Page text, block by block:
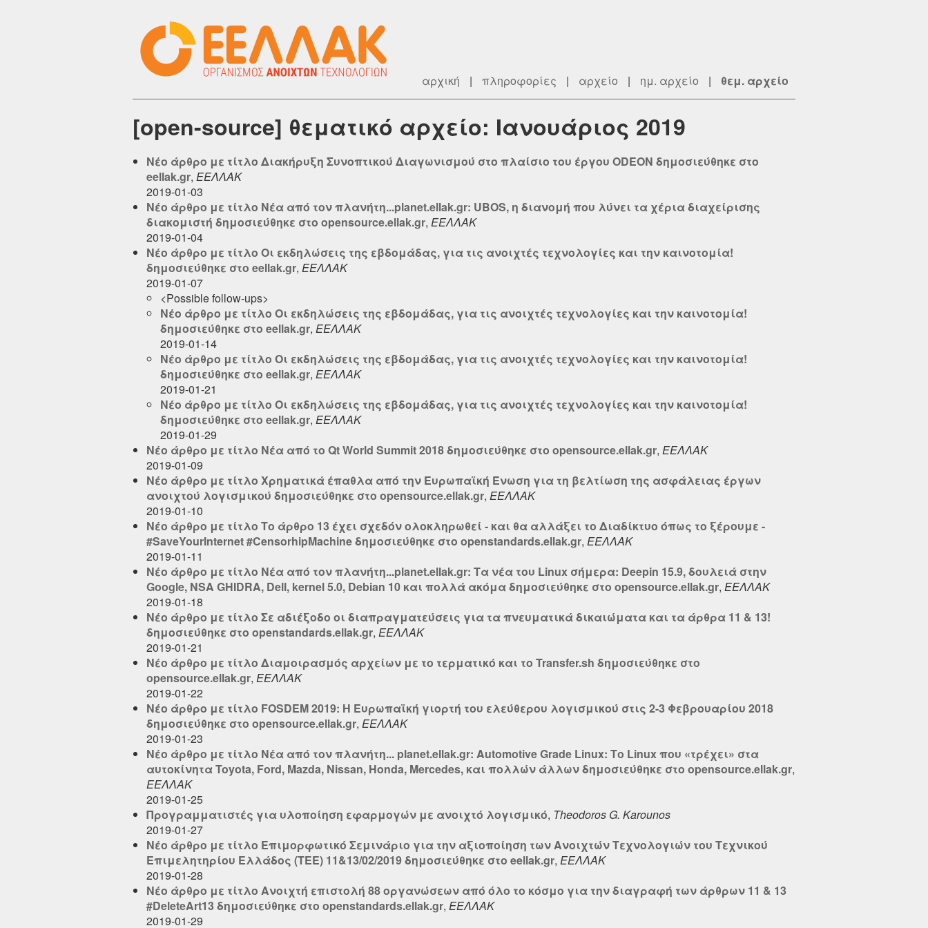
αρχική | πληροφορίες | αρχείο | ημ. αρχείο | θεμ. αρχείο
[open-source] θεματικό αρχείο: Ιανουάριος 2019
Νέο άρθρο με τίτλο Διακήρυξη Συνοπτικού Διαγωνισμού στο πλαίσιο του έργου ODEON δημοσιεύθηκε στο
eellak.gr, ΕΕΛΛΑΚ
2019-01-03
Νέο άρθρο με τίτλο Νέα από τον πλανήτη...planet.ellak.gr: UBOS, η διανομή που λύνει τα χέρια διαχείρισης
διακομιστή δημοσιεύθηκε στο opensource.ellak.gr, ΕΕΛΛΑΚ
2019-01-04
Νέο άρθρο με τίτλο Οι εκδηλώσεις της εβδομάδας, για τις ανοιχτές τεχνολογίες και την καινοτομία!
δημοσιεύθηκε στο eellak.gr, ΕΕΛΛΑΚ
2019-01-07
<Possible follow-ups>
Νέο άρθρο με τίτλο Οι εκδηλώσεις της εβδομάδας, για τις ανοιχτές τεχνολογίες και την καινοτομία!
δημοσιεύθηκε στο eellak.gr, ΕΕΛΛΑΚ
2019-01-14
Νέο άρθρο με τίτλο Οι εκδηλώσεις της εβδομάδας, για τις ανοιχτές τεχνολογίες και την καινοτομία!
δημοσιεύθηκε στο eellak.gr, ΕΕΛΛΑΚ
2019-01-21
Νέο άρθρο με τίτλο Οι εκδηλώσεις της εβδομάδας, για τις ανοιχτές τεχνολογίες και την καινοτομία!
δημοσιεύθηκε στο eellak.gr, ΕΕΛΛΑΚ
2019-01-29
Νέο άρθρο με τίτλο Νέα από το Qt World Summit 2018 δημοσιεύθηκε στο opensource.ellak.gr, ΕΕΛΛΑΚ
2019-01-09
Νέο άρθρο με τίτλο Χρηματικά έπαθλα από την Ευρωπαϊκή Ένωση για τη βελτίωση της ασφάλειας έργων
ανοιχτού λογισμικού δημοσιεύθηκε στο opensource.ellak.gr, ΕΕΛΛΑΚ
2019-01-10
Νέο άρθρο με τίτλο Το άρθρο 13 έχει σχεδόν ολοκληρωθεί - και θα αλλάξει το Διαδίκτυο όπως το ξέρουμε -
#SaveYourInternet #CensorhipMachine δημοσιεύθηκε στο openstandards.ellak.gr, ΕΕΛΛΑΚ
2019-01-11
Νέο άρθρο με τίτλο Νέα από τον πλανήτη...planet.ellak.gr: Τα νέα του Linux σήμερα: Deepin 15.9, δουλειά στην
Google, NSA GHIDRA, Dell, kernel 5.0, Debian 10 και πολλά ακόμα δημοσιεύθηκε στο opensource.ellak.gr, ΕΕΛΛΑΚ
2019-01-18
Νέο άρθρο με τίτλο Σε αδιέξοδο οι διαπραγματεύσεις για τα πνευματικά δικαιώματα και τα άρθρα 11 & 13!
δημοσιεύθηκε στο openstandards.ellak.gr, ΕΕΛΛΑΚ
2019-01-21
Νέο άρθρο με τίτλο Διαμοιρασμός αρχείων με το τερματικό και το Transfer.sh δημοσιεύθηκε στο
opensource.ellak.gr, ΕΕΛΛΑΚ
2019-01-22
Νέο άρθρο με τίτλο FOSDEM 2019: Η Ευρωπαϊκή γιορτή του ελεύθερου λογισμικού στις 2-3 Φεβρουαρίου 2018
δημοσιεύθηκε στο opensource.ellak.gr, ΕΕΛΛΑΚ
2019-01-23
Νέο άρθρο με τίτλο Νέα από τον πλανήτη... planet.ellak.gr: Automotive Grade Linux: Το Linux που «τρέχει» στα
αυτοκίνητα Toyota, Ford, Mazda, Nissan, Honda, Mercedes, και πολλών άλλων δημοσιεύθηκε στο opensource.ellak.gr,
ΕΕΛΛΑΚ
2019-01-25
Προγραμματιστές για υλοποίηση εφαρμογών με ανοιχτό λογισμικό, Theodoros G. Karounos
2019-01-27
Νέο άρθρο με τίτλο Επιμορφωτικό Σεμινάριο για την αξιοποίηση των Ανοιχτών Τεχνολογιών του Τεχνικού
Επιμελητηρίου Ελλάδος (ΤΕΕ) 11&13/02/2019 δημοσιεύθηκε στο eellak.gr, ΕΕΛΛΑΚ
2019-01-28
Νέο άρθρο με τίτλο Ανοιχτή επιστολή 88 οργανώσεων από όλο το κόσμο για την διαγραφή των άρθρων 11 & 13
#DeleteArt13 δημοσιεύθηκε στο openstandards.ellak.gr, ΕΕΛΛΑΚ
2019-01-29